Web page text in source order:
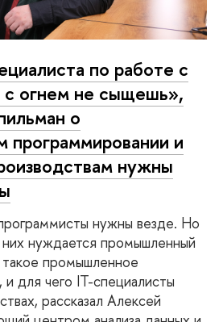
по работе с
огнем не сыщешь»,
о
и
нужны
нужны везде. Но
нуждается промышленный
промышленное
для чего IT-специалисты
рассказал Алексей